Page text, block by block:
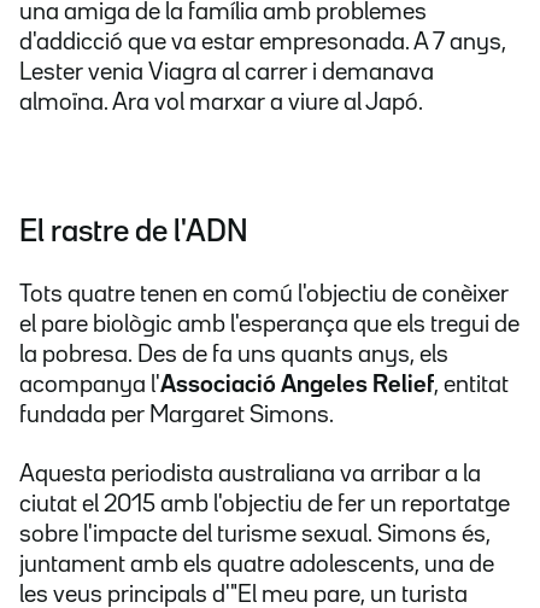
una amiga de la família amb problemes
d'addicció que va estar empresonada. A 7 anys,
Lester venia Viagra al carrer i demanava
almoïna. Ara vol marxar a viure al Japó.
El rastre de l'ADN
Tots quatre tenen en comú l'objectiu de conèixer
el pare biològic amb l'esperança que els tregui de
la pobresa. Des de fa uns quants anys, els
acompanya l'Associació Angeles Relief, entitat
fundada per Margaret Simons.
Aquesta periodista australiana va arribar a la
ciutat el 2015 amb l'objectiu de fer un reportatge
sobre l'impacte del turisme sexual. Simons és,
juntament amb els quatre adolescents, una de
les veus principals d'"El meu pare, un turista